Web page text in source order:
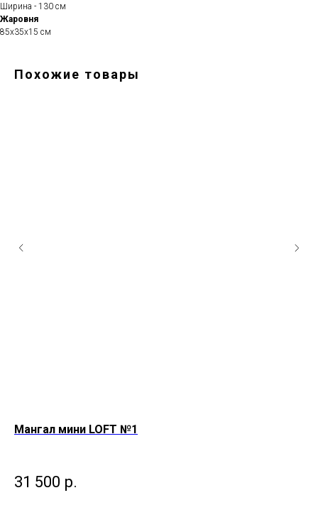
Ширина - 130 см
Жаровня
85х35х15 см
Похожие товары
Мангал мини LOFT №1
31 500 р.